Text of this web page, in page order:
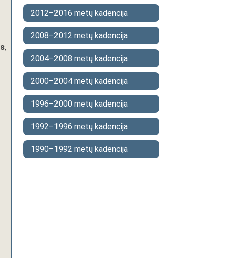
,
2012–2016 metų kadencija
2008–2012 metų kadencija
2004–2008 metų kadencija
2000–2004 metų kadencija
1996–2000 metų kadencija
1992–1996 metų kadencija
1990–1992 metų kadencija